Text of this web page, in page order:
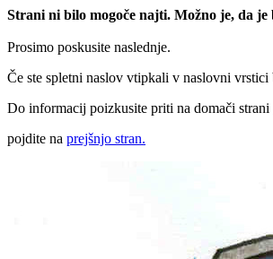
Strani ni bilo mogoče najti. Možno je, da
Prosimo poskusite naslednje.
Če ste spletni naslov vtipkali v naslovni
Do informacij poizkusite priti na domači strani
pojdite na prejšnjo stran.